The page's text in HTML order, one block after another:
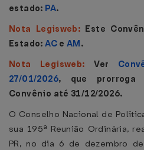
estado: PA.
Nota Legisweb: Este
Estado:ACeAM.
Nota Legisweb:Ver
27/01/2026, que prorroga
Convênio até 31/12/2026.
O Conselho Nacional de
sua 195ª Reunião Ordinária,
PR, no dia 6 de dezembro